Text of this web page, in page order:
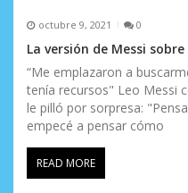
octubre 9, 2021 0
La versión de Messi
“Me emplazaron a
tenía recursos" Leo Messi
le pilló por sorpresa:
empecé a pensar cómo
READ MORE